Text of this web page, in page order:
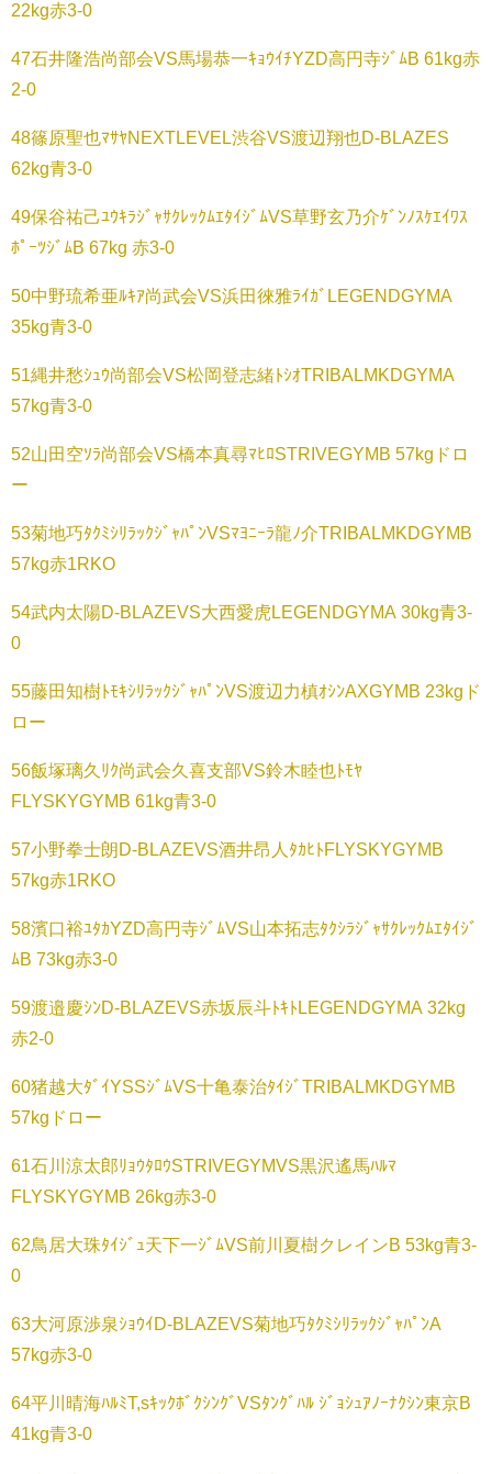
22kg赤3-0
47石井隆浩尚部会VS馬場恭一ｷｮｳｲﾁYZD高円寺ｼﾞﾑB 61kg赤
2-0
48篠原聖也ﾏｻﾔNEXTLEVEL渋谷VS渡辺翔也D-BLAZES
62kg青3-0
49保谷祐己ﾕｳｷﾗｼﾞｬｻｸﾚｯｸﾑｴﾀｲｼﾞﾑVS草野玄乃介ｹﾞﾝﾉｽｹｴｲﾜｽ
ﾎﾟｰﾂｼﾞﾑB 67kg 赤3-0
50中野琉希亜ﾙｷｱ尚武会VS浜田徠雅ﾗｲｶﾞLEGENDGYMA
35kg青3-0
51縄井愁ｼｭｳ尚部会VS松岡登志緒ﾄｼｵTRIBALMKDGYMA
57kg青3-0
52山田空ｿﾗ尚部会VS橋本真尋ﾏﾋﾛSTRIVEGYMB 57kgドロ
ー
53菊地巧ﾀｸﾐｼﾘﾗｯｸｼﾞｬﾊﾟﾝVSﾏﾖﾆｰﾗ龍ﾉ介TRIBALMKDGYMB
57kg赤1RKO
54武内太陽D-BLAZEVS大西愛虎LEGENDGYMA 30kg青3-
0
55藤田知樹ﾄﾓｷｼﾘﾗｯｸｼﾞｬﾊﾟﾝVS渡辺力槙ｵｼﾝAXGYMB 23kgド
ロー
56飯塚璃久ﾘｸ尚武会久喜支部VS鈴木睦也ﾄﾓﾔ
FLYSKYGYMB 61kg青3-0
57小野拳士朗D-BLAZEVS酒井昂人ﾀｶﾋﾄFLYSKYGYMB
57kg赤1RKO
58濱口裕ﾕﾀｶYZD高円寺ｼﾞﾑVS山本拓志ﾀｸｼﾗｼﾞｬｻｸﾚｯｸﾑｴﾀｲｼﾞ
ﾑB 73kg赤3-0
59渡邉慶ｼﾝD-BLAZEVS赤坂辰斗ﾄｷﾄLEGENDGYMA 32kg
赤2-0
60猪越大ﾀﾞｲYSSｼﾞﾑVS十亀泰治ﾀｲｼﾞTRIBALMKDGYMB
57kgドロー
61石川涼太郎ﾘｮｳﾀﾛｳSTRIVEGYMVS黒沢遙馬ﾊﾙﾏ
FLYSKYGYMB 26kg赤3-0
62鳥居大珠ﾀｲｼﾞｭ天下一ｼﾞﾑVS前川夏樹クレインB 53kg青3-
0
63大河原渉泉ｼｮｳｲD-BLAZEVS菊地巧ﾀｸﾐｼﾘﾗｯｸｼﾞｬﾊﾟﾝA
57kg赤3-0
64平川晴海ﾊﾙﾐT,sｷｯｸﾎﾞｸｼﾝｸﾞVSﾀﾝｸﾞﾊﾙ ｼﾞｮｼｭｱﾉｰﾅｸｼﾝ東京B
41kg青3-0